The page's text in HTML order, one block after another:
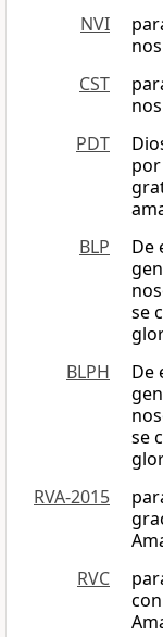
NVI
CST
PDT
BLP
De
se
BLPH
De
se
RVA-2015
RVC